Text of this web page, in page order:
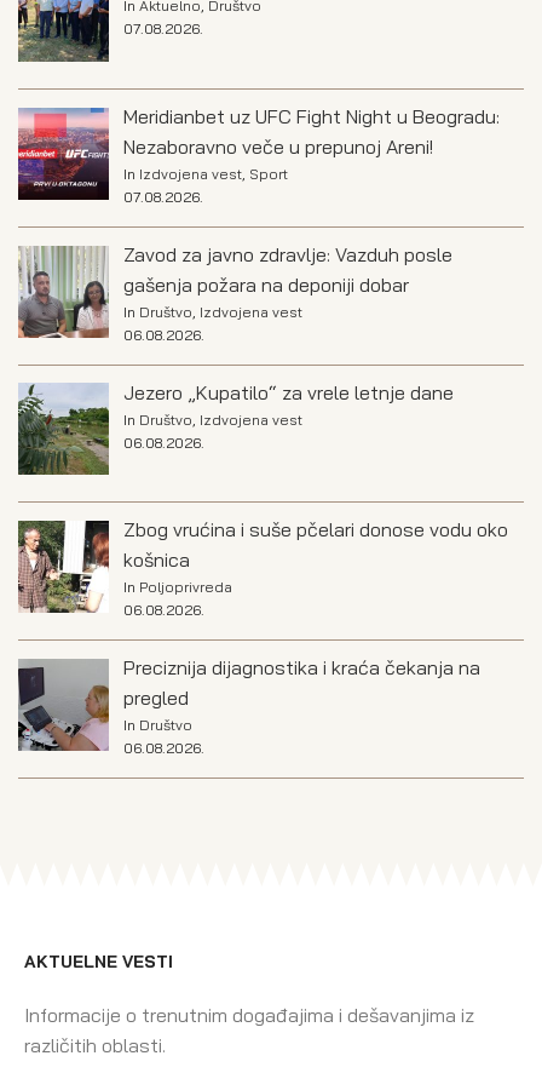
In Aktuelno, Društvo
07.08.2026.
Meridianbet uz UFC Fight Night u Beogradu:
Nezaboravno veče u prepunoj Areni!
In Izdvojena vest, Sport
07.08.2026.
Zavod za javno zdravlje: Vazduh posle
gašenja požara na deponiji dobar
In Društvo Izdvojena vest
06.08.2026.
Jezero „Kupatilo“ za vrele letnje dane
In Društvo Izdvojena vest
06.08.2026.
Zbog vrućina i suše pčelari donose vodu oko
košnica
In Poljoprivreda
06.08.2026.
Preciznija dijagnostika i kraća čekanja na
pregled
In Društvo
06.08.2026.
AKTUELNE VESTI
Informacije o trenutnim događajima i dešavanjima iz
različitih oblasti.